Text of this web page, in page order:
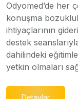
Odyomed’de her
konuşma
ihtiyaçlarının
destek
dahilindeki
yetkin olmaları
Detaylar